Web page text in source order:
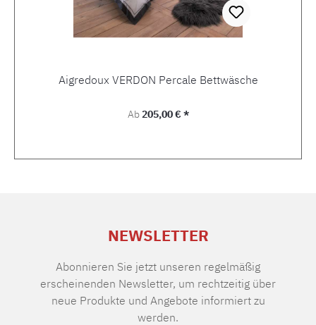
Aigredoux VERDON Percale Bettwäsche
Regulärer Preis:
Ab205,00 € *
NEWSLETTER
Abonnieren Sie jetzt unseren regelmäßig
erscheinenden Newsletter, um rechtzeitig über
neue Produkte und Angebote informiert zu
werden.